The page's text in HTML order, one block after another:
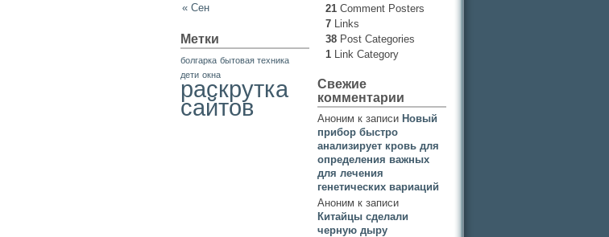
« Сен
Метки
болгарка бытовая техника
дети окна
раскрутка
сайтов
21 Comment Posters
7 Links
38 Post Categories
1 Link Category
Свежие
комментарии
Аноним к записи Новый
прибор быстро
анализирует кровь для
определения важных
для лечения
генетических вариаций
Аноним к записи
Китайцы сделали
черную дыру